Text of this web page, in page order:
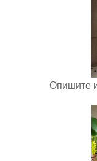
Опишите